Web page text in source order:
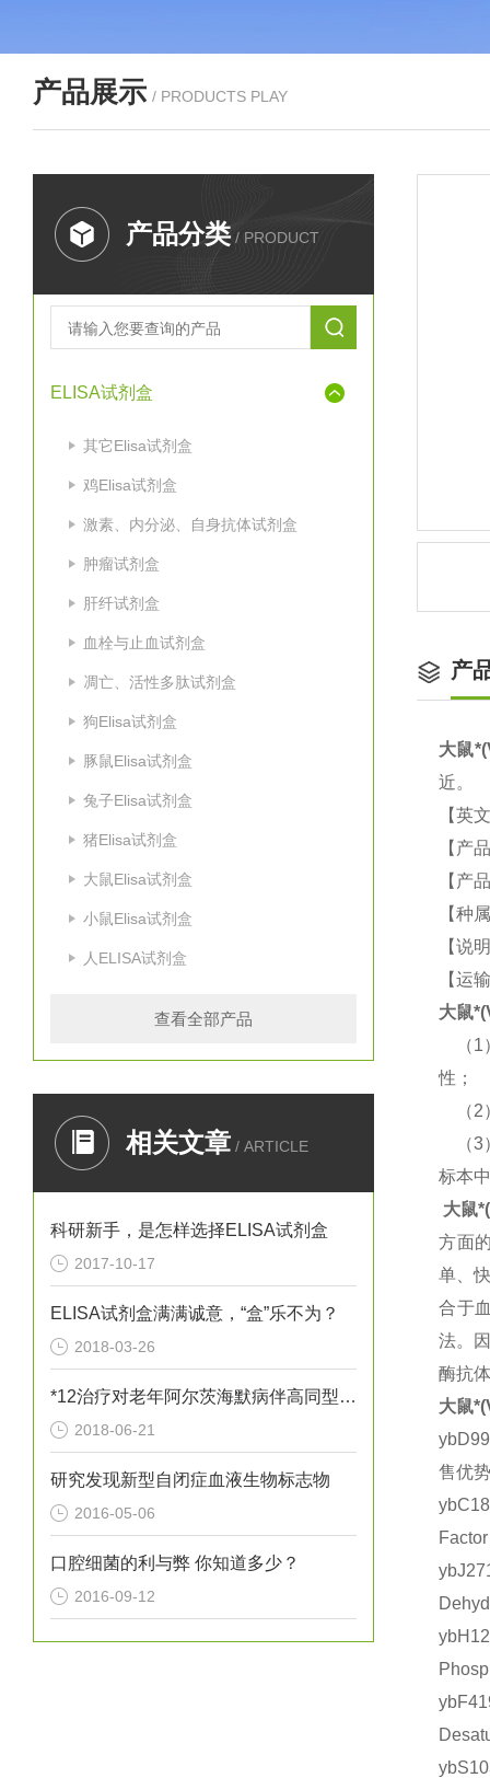
产品展示 / PRODUCTS PLAY
产品分类 / PRODUCT
ELISA试剂盒
其它Elisa试剂盒
鸡Elisa试剂盒
激素、内分泌、自身抗体试剂盒
肿瘤试剂盒
肝纤试剂盒
血栓与止血试剂盒
凋亡、活性多肽试剂盒
狗Elisa试剂盒
豚鼠Elisa试剂盒
兔子Elisa试剂盒
猪Elisa试剂盒
大鼠Elisa试剂盒
小鼠Elisa试剂盒
人ELISA试剂盒
查看全部产品
相关文章 / ARTICLE
科研新手，是怎样选择ELISA试剂盒
2017-10-17
ELISA试剂盒满满诚意，“盒”乐不为？
2018-03-26
*12治疗对老年阿尔茨海默病伴高同型半胱胺酸血症患者血清炎性因子
2018-06-21
研究发现新型自闭症血液生物标志物
2016-05-06
口腔细菌的利与弊 你知道多少？
2016-09-12
产
大鼠
近。
【英
【产
【产
【种
【说
【运
大鼠
（1
性；
（2
（3
标本
大鼠
方面
单、
合于
法。
酶抗
大鼠
售优